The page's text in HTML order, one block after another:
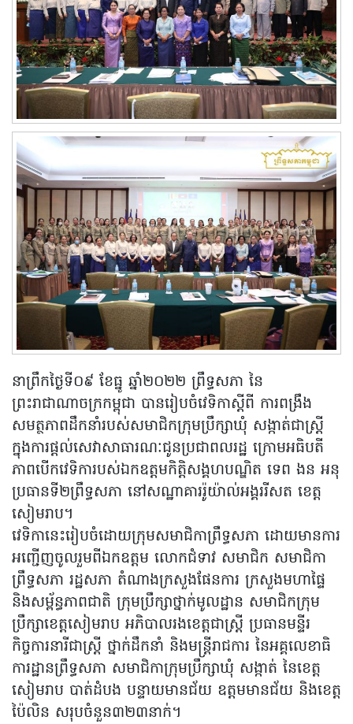
នាព្រឹកថ្ងៃទី០៩ ខែធ្នូ ឆ្នាំ២០២២ ព្រឹទ្ធសភា នៃ
ព្រះរាជាណាចក្រកម្ពុជា បានរៀបចំវេទិកាស្តីពី ការពង្រឹង
សមត្ថភាពដឹកនាំរបស់សមាជិកក្រុមប្រឹក្សាឃុំ សង្កាត់ជាស្រ្តី
ក្នុងការផ្តល់សេវាសាធារណៈជូនប្រជាពលរដ្ឋ ក្រោមអធិបតី
ភាពបើកវេទិការបស់ឯកឧត្តមកិត្តិសង្គហបណ្ឌិត ទេព ងន អនុ
ប្រធានទី២ព្រឹទ្ធសភា នៅសណ្ឋាគាររ៉ូយ៉ាល់អង្គររីសត ខេត្ត
សៀមរាប។
វេទិកានេះរៀបចំដោយក្រុមសមាជិកាព្រឹទ្ធសភា ដោយមានការ
អញ្ជើញចូលរួមពីឯកឧត្តម លោកជំទាវ សមាជិក សមាជិកា
ព្រឹទ្ធសភា រដ្ឋសភា តំណាងក្រសួងផែនការ ក្រសួងមហាផ្ទៃ
និងសម្ព័ន្ធភាពជាតិ ក្រុមប្រឹក្សាថ្នាក់មូលដ្ឋាន សមាជិកក្រុម
ប្រឹក្សាខេត្តសៀមរាប អភិបាលរងខេត្តជាស្រ្តី ប្រធានមន្ទីរ
កិច្ចការនារីជាស្រ្តី ថ្នាក់ដឹកនាំ និងមន្រ្តីរាជការ នៃអគ្គលេខាធិ
ការដ្ឋានព្រឹទ្ធសភា សមាជិកាក្រុមប្រឹក្សាឃុំ សង្កាត់ នៃខេត្ត
សៀមរាប បាត់ដំបង បន្ទាយមានជ័យ ឧត្តមមានជ័យ និងខេត្ត
ប៉ៃលិន សរុបចំនួន៣២៣នាក់។